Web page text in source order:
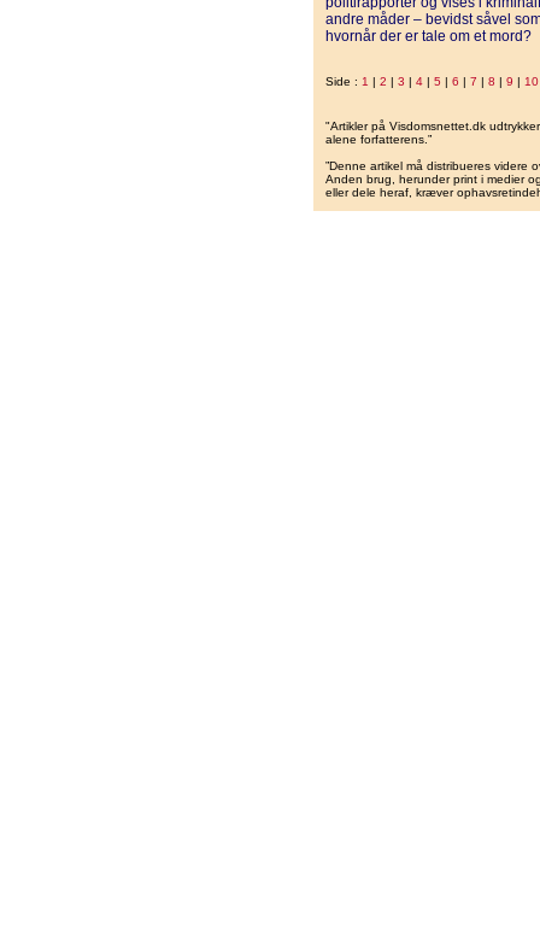
andre måder – bevidst såvel
hvornår der er tale om et mord?
Side : 1 | 2 | 3 | 4 | 5 | 6 | 7 | 8 | 9 | 10
"Artikler på Visdomsnettet.dk
alene forfatterens.”
”Denne artikel må distribueres videre
Anden brug, herunder print i medier
eller dele heraf, kræver